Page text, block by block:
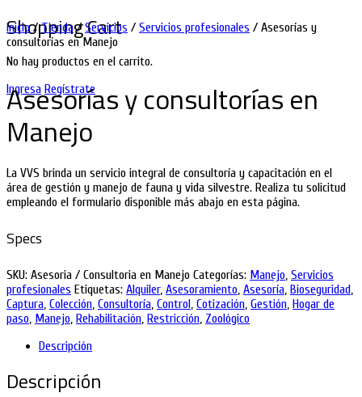
Shopping Cart
No hay productos en el carrito.
Ingresa Regístrate
Inicio/Tienda/Servicios / Servicios profesionales / Asesorías y
consultorías en Manejo
Asesorías y consultorías en
Manejo
La VVS brinda un servicio integral de consultoría y capacitación en el
área de gestión y manejo de fauna y vida silvestre. Realiza tu solicitud
empleando el formulario disponible más abajo en esta página.
Specs
SKU: Asesoria / Consultoria en Manejo Categorías: Manejo, Servicios
profesionales Etiquetas: Alquiler, Asesoramiento, Asesoría, Bioseguridad,
Captura, Colección, Consultoría, Control , Cotización, Gestión, Hogar de
paso, Manejo, Rehabilitación, Restricción, Zoológico
Descripción
Descripción